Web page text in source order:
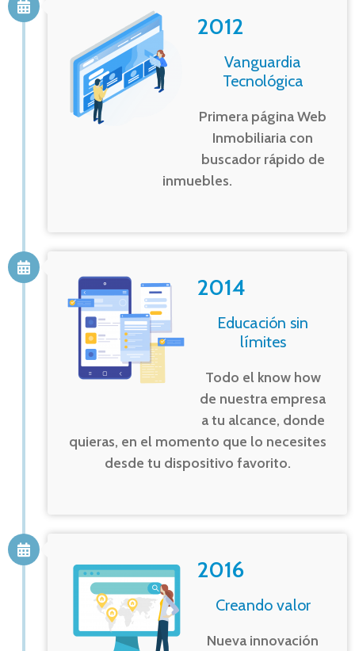
2012
Vanguardia
Tecnológica
Primera página Web
Inmobiliaria con
buscador rápido de
inmuebles.
2014
Educación sin
límites
Todo el know how
de nuestra empresa
a tu alcance, donde
quieras, en el momento que lo necesites
desde tu dispositivo favorito.
2016
Creando valor
Nueva innovación